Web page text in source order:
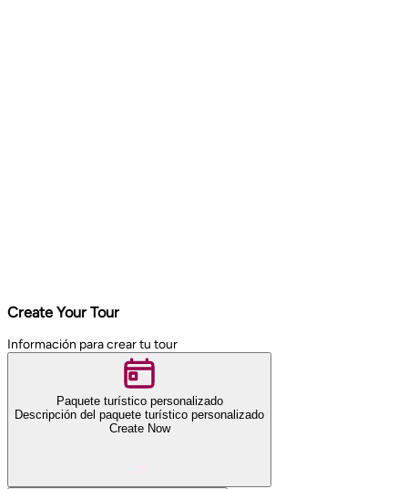
Create Your Tour
Información para crear tu tour
Paquete turístico personalizado
Descripción del paquete turístico personalizado
Create Now